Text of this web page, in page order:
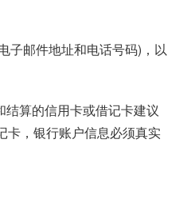
子邮件地址和电话号码)，以
算的信用卡或借记卡建议
卡，银行账户信息必须真实